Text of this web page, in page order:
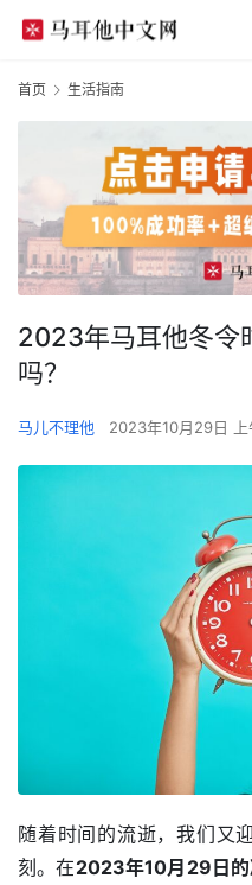
首页 生活指南
2023年马耳他冬令
吗？
马儿不理他 2023年10月29日
随着时间的流逝，我们又
刻。在2023年10月29日